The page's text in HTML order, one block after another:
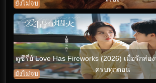
ยังไม่จบ
ดูซีรี่ย์ Love Has Fireworks (2026) เมื่อรักส่อ
ครบทุกตอน
ยังไม่จบ